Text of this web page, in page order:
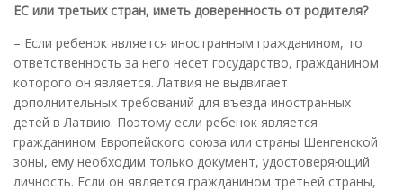
ЕС или третьих стран, иметь доверенность от родителя?
– Если ребенок является иностранным гражданином, то
ответственность за него несет государство, гражданином
которого он является. Латвия не выдвигает
дополнительных требований для въезда иностранных
детей в Латвию. Поэтому если ребенок является
гражданином Европейского союза или страны Шенгенской
зоны, ему необходим только документ, удостоверяющий
личность. Если он является гражданином третьей страны,